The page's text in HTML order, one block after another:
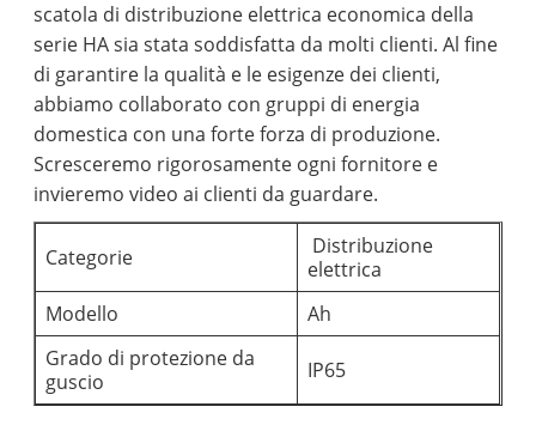
scatola di distribuzione elettrica economica della
serie HA sia stata soddisfatta da molti clienti. Al fine
di garantire la qualità e le esigenze dei clienti,
abbiamo collaborato con gruppi di energia
domestica con una forte forza di produzione.
Scresceremo rigorosamente ogni fornitore e
invieremo video ai clienti da guardare.
Categorie
Distribuzione
elettrica
Modello
Ah
Grado di protezione da
guscio
IP65